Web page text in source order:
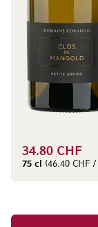
34.80 CHF
75 cl (46.40 CHF